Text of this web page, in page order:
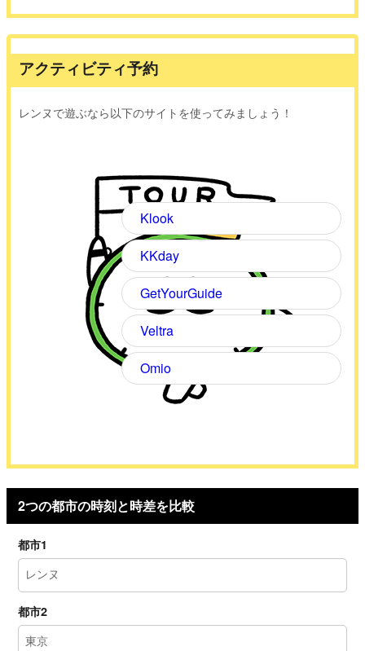
アクティビティ予約
レンヌで遊ぶなら以下のサイトを使ってみましょう！
Klook
KKday
GetYourGuide
Veltra
Omio
2つの都市の時刻と時差を比較
都市1
都市2